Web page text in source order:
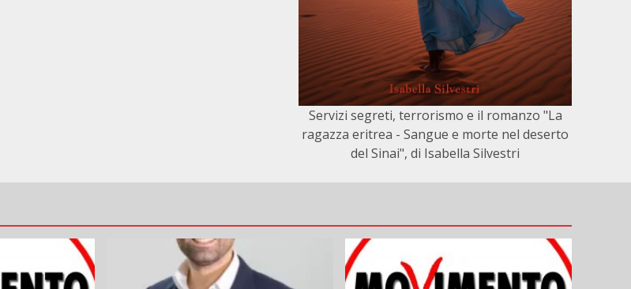
Servizi segreti, terrorismo e il romanzo "La
ragazza eritrea - Sangue e morte nel deserto
del Sinai", di Isabella Silvestri